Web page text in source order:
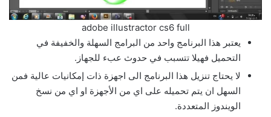
adobe illustractor cs6 full
يعتبر هذا البرنامج واحد من البرامج السهلة والخفيفة في
التحميل فهيلا تتسبب في حدوث عبء للجهاز.
لا يحتاج تنزيل هذا البرنامج الى اجهزة ذات إمكانيات عالية فمن
السهل ان يتم تحميله على اي من الأجهزة او اي من نسخ
الويندوز المتعددة.